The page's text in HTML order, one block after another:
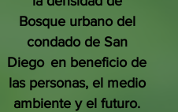
Bosque urbano del
condado de San
Diego en beneficio de
las personas, el medio
ambiente y el futuro.